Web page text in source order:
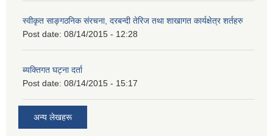
स्वीकृत साङ्गठनिक संरचना, दरबन्दी तेरिज तथा शाखागत कार्यक्षेत्र शर्तहरु
Post date: 08/14/2015 - 12:28
ब्यक्तिगत घट्ना दर्ता
Post date: 08/14/2015 - 15:17
अन्य लेखहरू